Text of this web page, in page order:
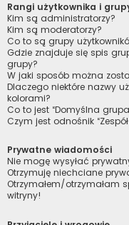
Rangi użytkownika i
Kim są administratorzy?
Kim są moderatorzy?
Co to są grupy
Gdzie znajduje się spis
grupy?
W jaki sposób można
Dlaczego niektóre nazwy
kolorami?
Co to jest “Domyślna
Czym jest odnośnik
Prywatne wiadomości
Nie mogę wysyłać
Otrzymuję niechciane
Otrzymałem/otrzymałam
witryny!